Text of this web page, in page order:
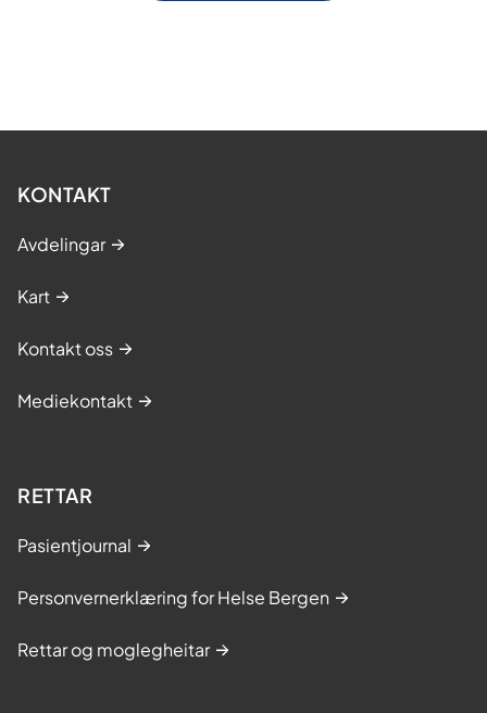
KONTAKT
Avdelingar
Kart
Kontakt oss
Mediekontakt
RETTAR
Pasientjournal
Personvernerklæring for Helse Bergen
Rettar og moglegheitar